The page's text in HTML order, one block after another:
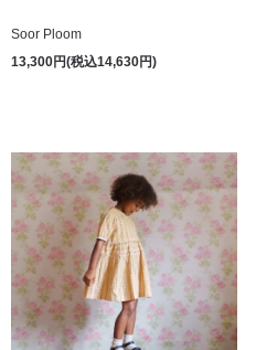
Soor Ploom
13,300円(税込14,630円)